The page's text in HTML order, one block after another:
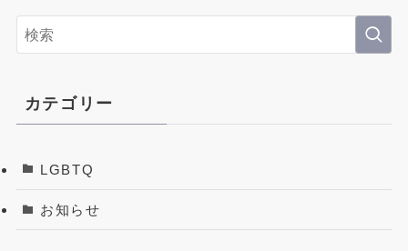
カテゴリー
LGBTQ
お知らせ